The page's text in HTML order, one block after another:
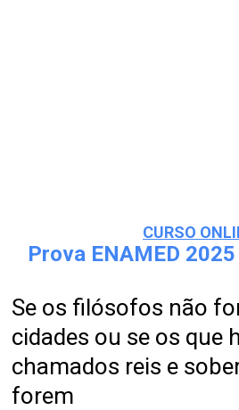
CURSO
Prova ENAMED
Se os filósofos não
cidades ou se os que
chamados reis e
forem